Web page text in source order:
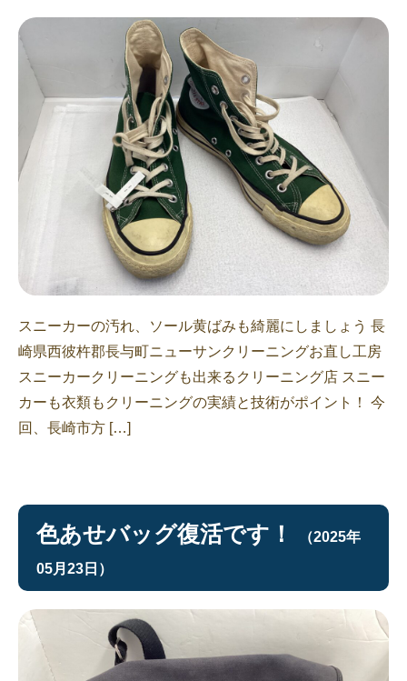
スニーカーの汚れ、ソール黄ばみも綺麗にしましょう 長
崎県西彼杵郡長与町ニューサンクリーニングお直し工房
スニーカークリーニングも出来るクリーニング店 スニー
カーも衣類もクリーニングの実績と技術がポイント！ 今
回、長崎市方 […]
色あせバッグ復活です！ （2025年
05月23日）